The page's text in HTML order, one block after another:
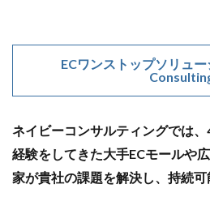
ECワンストップソリュ
ネイビーコンサルティングでは
経験をしてきた大手ECモールや
家が貴社の課題を解決し、持続可